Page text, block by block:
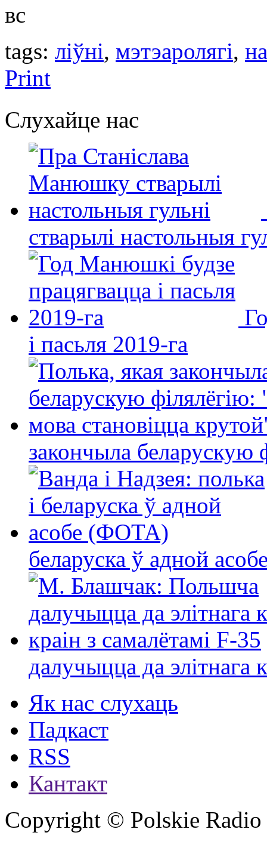
вс
tags: ліўні, мэтэаролягі,
Print
Слухайце нас
стварылі настольныя
і пасьля 2019-га
закончыла беларускую
беларуска ў адной
далучыцца да элітнага
Як нас слухаць
Падкаст
RSS
Кантакт
Copyright © Polskie